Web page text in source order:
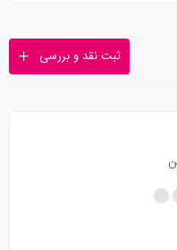
ثبت نقد و بررسی